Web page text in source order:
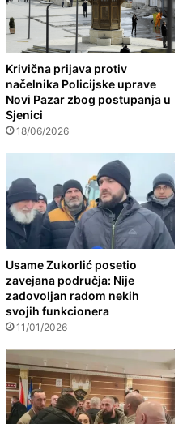
Krivična prijava protiv
načelnika Policijske uprave
Novi Pazar zbog postupanja u
Sjenici
18/06/2026
Usame Zukorlić posetio
zavejana područja: Nije
zadovoljan radom nekih
svojih funkcionera
11/01/2026